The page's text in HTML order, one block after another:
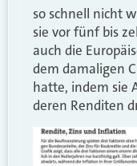
so schnell nicht
sie vor fünf bis
auch die
dem damaligen
hatte, indem sie
deren Renditen